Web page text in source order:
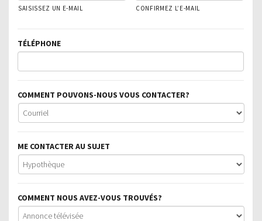
SAISISSEZ UN E-MAIL CONFIRMEZ L’E-MAIL
TÉLÉPHONE
COMMENT POUVONS-NOUS VOUS CONTACTER?
ME CONTACTER AU SUJET
COMMENT NOUS AVEZ-VOUS TROUVÉS?